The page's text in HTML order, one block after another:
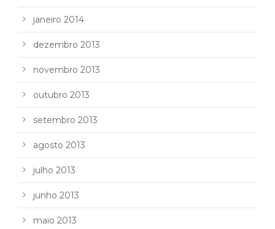
janeiro 2014
dezembro 2013
novembro 2013
outubro 2013
setembro 2013
agosto 2013
julho 2013
junho 2013
maio 2013